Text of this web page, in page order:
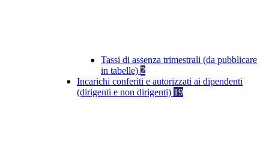
Tassi di assenza trimestrali (da pubblicare
in tabelle) 2
Incarichi conferiti e autorizzati ai dipendenti
(dirigenti e non dirigenti) 19